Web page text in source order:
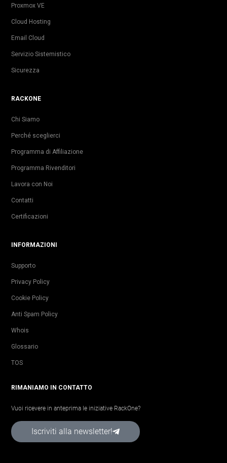
Proxmox VE
Cloud Hosting
Email Cloud
Servizio Sistemistico
Sicurezza
RACKONE
Chi Siamo
Perché sceglierci
Programma di Affiliazione
Programma Rivenditori
Lavora con Noi
Contatti
Certificazioni
INFORMAZIONI
Supporto
Privacy Policy
Cookie Policy
Anti Spam Policy
Whois
Glossario
TOS
RIMANIAMO IN CONTATTO
Vuoi ricevere in anteprima le iniziative RackOne?
Iscriviti alla newsletter!